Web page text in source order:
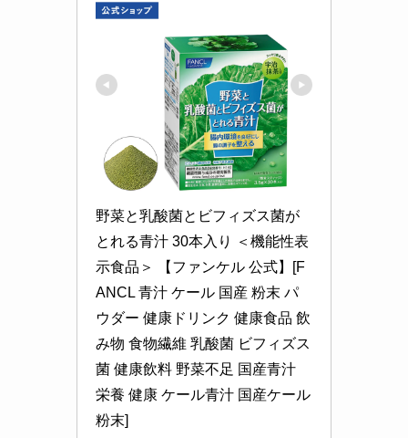
野菜と乳酸菌とビフィズス菌が
とれる青汁 30本入り ＜機能性表
示食品＞ 【ファンケル 公式】[F
ANCL 青汁 ケール 国産 粉末 パ
ウダー 健康ドリンク 健康食品 飲
み物 食物繊維 乳酸菌 ビフィズス
菌 健康飲料 野菜不足 国産青汁
栄養 健康 ケール青汁 国産ケール
粉末]